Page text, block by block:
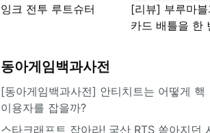
잉크 전투 루트슈터
[리뷰] 부루마
카드 배틀을 한
동아게임백과사전
[동아게임백과사전] 안티치트는 어떻게 핵
이용자를 잡을까?
스타크래프트 잡아라! 국산 RTS 쏟아지던